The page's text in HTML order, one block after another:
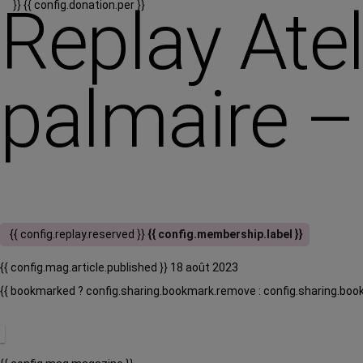
}}{{ config.donation.per }}
Replay
palmaire
{{ config.replay.reserved }}{{ config.membership.label }}
{{ config.mag.article.published }} 18 août 2023
{{ bookmarked ? config.sharing.bookmark.remove :